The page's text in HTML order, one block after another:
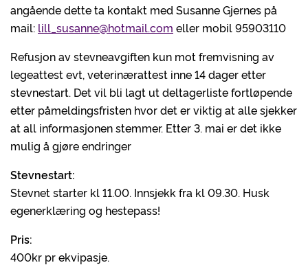
angående dette ta kontakt med Susanne Gjernes på
mail: lill_susanne@hotmail.com eller mobil 95903110
Refusjon av stevneavgiften kun mot fremvisning av
legeattest evt, veterinærattest inne 14 dager etter
stevnestart. Det vil bli lagt ut deltagerliste fortløpende
etter påmeldingsfristen hvor det er viktig at alle sjekker
at all informasjonen stemmer. Etter 3. mai er det ikke
mulig å gjøre endringer
Stevnestart:
Stevnet starter kl 11.00. Innsjekk fra kl 09.30. Husk
egenerklæring og hestepass!
Pris:
400kr pr ekvipasje.